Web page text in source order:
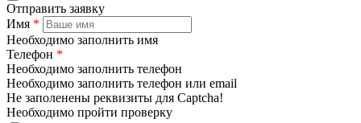
Отправить заявку
Имя *
Необходимо заполнить имя
Телефон *
Необходимо заполнить телефон
Необходимо заполнить телефон или email
Не заполенены реквизиты для Captcha!
Необходимо пройти проверку